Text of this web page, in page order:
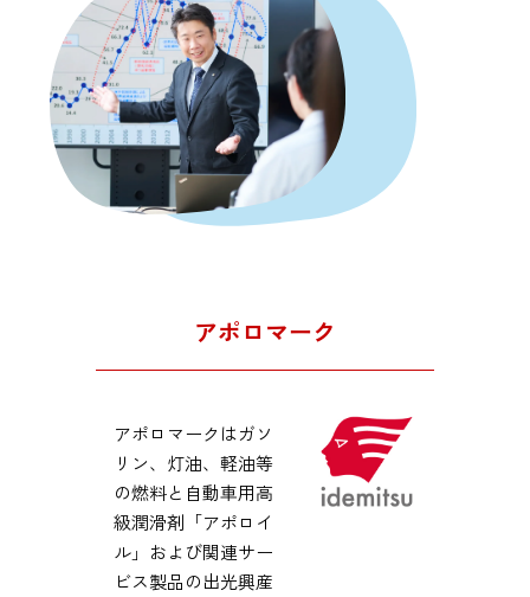
アポロマーク
アポロマークはガソ
リン、灯油、軽油等
の燃料と自動車用高
級潤滑剤「アポロイ
ル」および関連サー
ビス製品の出光興産